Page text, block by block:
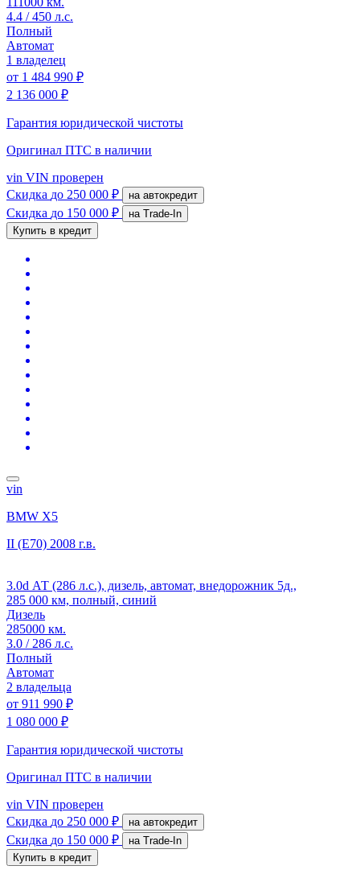
4.4 / 450 л.с.
Полный
Автомат
1 владелец
от 1 484 990 ₽
2 136 000 ₽
Гарантия юридической чистоты
Оригинал ПТС в наличии
vin VIN проверен
Скидка до 250 000 ₽ на автокредит
Скидка до 150 000 ₽
на Trade-In
Купить в кредит
vin
BMW X5
II (E70) 2008 г.в.
3.0d АТ (286 л.с.), дизель, автомат, внедорожник 5д.,
285 000 км, полный, синий
Дизель
285000 км.
3.0 / 286 л.с.
Полный
Автомат
2 владельца
от 911 990 ₽
1 080 000 ₽
Гарантия юридической чистоты
Оригинал ПТС в наличии
vin VIN проверен
Скидка до 250 000 ₽ на автокредит
Скидка до 150 000 ₽
на Trade-In
Купить в кредит